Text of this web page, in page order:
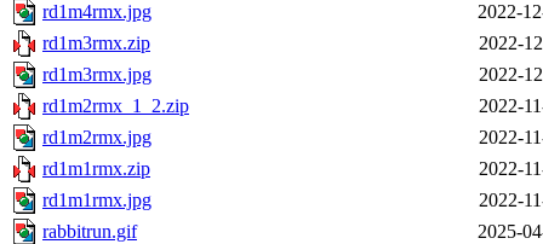
rd1m4rmx.jpg
2022-
rd1m3rmx.zip
2022-
rd1m3rmx.jpg
2022-
rd1m2rmx_1_2.zip
2022-
rd1m2rmx.jpg
2022-
rd1m1rmx.zip
2022-
rd1m1rmx.jpg
2022-
rabbitrun.gif
2025-